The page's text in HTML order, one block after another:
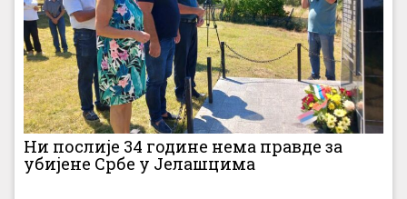
Ни послије 34 године нема правде за
убијене Србе у Јелашцима